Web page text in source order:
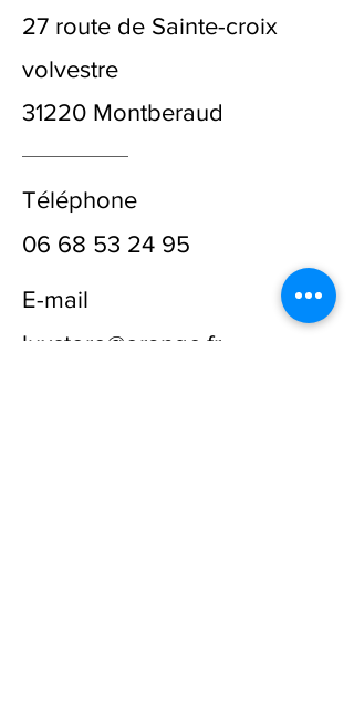
27 route de Sainte-croix
volvestre
31220 Montberaud
Téléphone
06 68 53 24 95
E-mail
luxstore@orange.fr